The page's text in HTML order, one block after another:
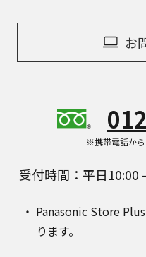
お
※携帯電話か
受付時間：平日10:00
Panasonic Store
ります。